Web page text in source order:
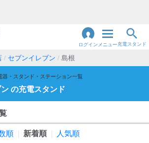
ログイン メニュー充電スタンド
・住所
セブンイレブン 島根
器・スタンド・ステーション一覧
の充電スタンド
順 新着順 人気順